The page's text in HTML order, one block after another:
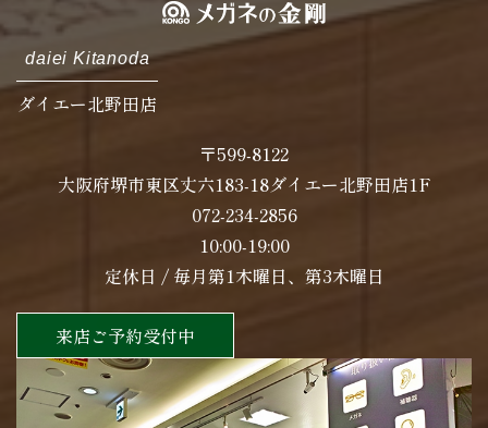
daiei Kitanoda
ダイエー北野田店
〒599-8122
大阪府堺市東区丈六183-18ダイエー北野田店1F
072-234-2856
10:00-19:00
定休日 / 毎月第1木曜日、第3木曜日
来店ご予約受付中